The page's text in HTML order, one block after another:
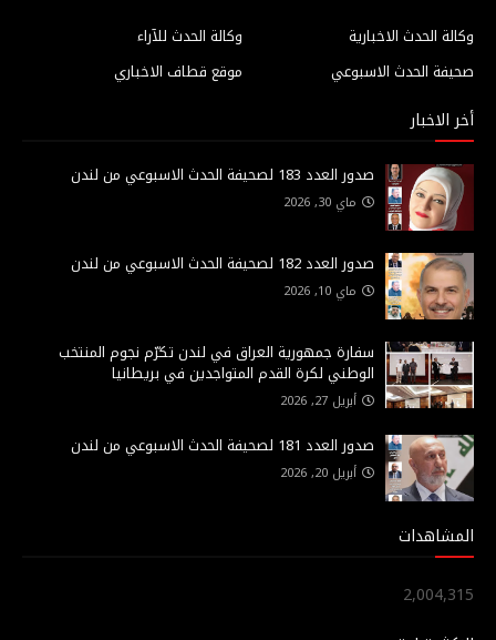
وكالة الحدث للآراء
وكالة الحدث الاخبارية
موقع قطاف الاخباري
صحيفة الحدث الاسبوعي
أخر الاخبار
صدور العدد 183 لصحيفة الحدث الاسبوعي من لندن
ماي 30, 2026
صدور العدد 182 لصحيفة الحدث الاسبوعي من لندن
ماي 10, 2026
سفارة جمهورية العراق في لندن تكرّم نجوم المنتخب
الوطني لكرة القدم المتواجدين في بريطانيا
أبريل 27, 2026
صدور العدد 181 لصحيفة الحدث الاسبوعي من لندن
أبريل 20, 2026
المشاهدات
2,004,315